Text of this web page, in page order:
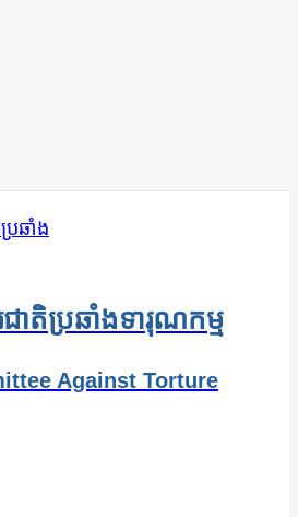
ាតិប្រឆាំងទារុណកម្ម
Against Torture